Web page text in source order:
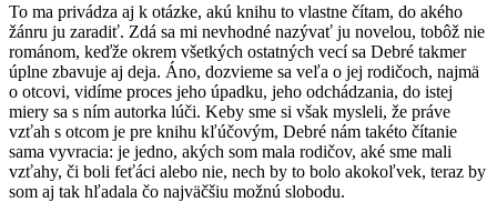
To ma privádza aj k otázke, akú knihu to vlastne čítam, do akého
žánru ju zaradiť. Zdá sa mi nevhodné nazývať ju novelou, tobôž nie
románom, keďže okrem všetkých ostatných vecí sa Debré takmer
úplne zbavuje aj deja. Áno, dozvieme sa veľa o jej rodičoch, najmä
o otcovi, vidíme proces jeho úpadku, jeho odchádzania, do istej
miery sa s ním autorka lúči. Keby sme si však mysleli, že práve
vzťah s otcom je pre knihu kľúčovým, Debré nám takéto čítanie
sama vyvracia: je jedno, akých som mala rodičov, aké sme mali
vzťahy, či boli feťáci alebo nie, nech by to bolo akokoľvek, teraz by
som aj tak hľadala čo najväčšiu možnú slobodu.